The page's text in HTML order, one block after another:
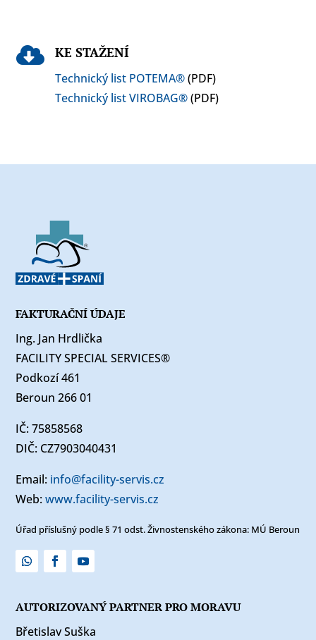
 KE STAŽENÍ
Technický list POTEMA®(PDF)
Technický list VIROBAG®(PDF)
FAKTURAČNÍ ÚDAJE
Ing. Jan Hrdlička
FACILITY SPECIAL SERVICES®
Podkozí 461
Beroun 266 01
IČ: 75858568
DIČ: CZ7903040431
Email: info@facility-servis.cz
Web:www.facility-servis.cz
Úřad příslušný podle § 71 odst. Živnostenského zákona: MÚ Beroun
AUTORIZOVANÝ PARTNER PRO MORAVU
Břetislav Suška